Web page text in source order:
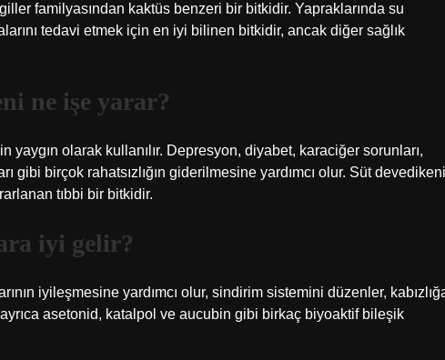
familyasından kaktüs benzeri bir bitkidir. Yapraklarında su
tedavi etmek için en iyi bilinen bitkidir, ancak diğer sağlık
ne işe yarar?
yaygın olarak kullanılır. Depresyon, diyabet, karaciğer sorunları,
gibi birçok rahatsızlığın giderilmesine yardımcı olur. Süt
tıbbi bir bitkidir.
iyi gelir?
iyileşmesine yardımcı olur, sindirim sistemini düzenler,
asetonid, katalpol ve aucubin gibi birkaç biyoaktif bileşik